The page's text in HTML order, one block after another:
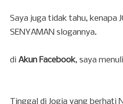
Saya juga tidak tahu, kenapa
SENYAMAN slogannya.
di Akun Facebook, saya
Tinggal di Jogja yang berhati